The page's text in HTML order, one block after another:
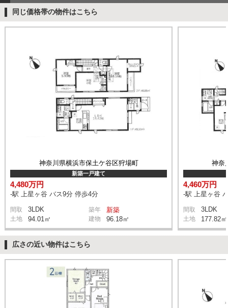
同じ価格帯の物件はこちら
神奈川県横浜市保土ケ谷区狩場町
新築一戸建て
4,480万円
-駅 上星ヶ谷 バス9分 停歩4分
間取 3LDK 築年 新築
土地 94.01㎡ 建物 96.18㎡
神奈
4,460万円
-駅 上星ヶ谷
間取 3LDK
土地 177.82㎡
広さの近い物件はこちら